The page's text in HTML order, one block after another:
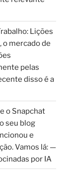
Lições
o mercado de
pelas
disso é a
o Snapchat
seu blog
e
Vamos lá: —
por IA